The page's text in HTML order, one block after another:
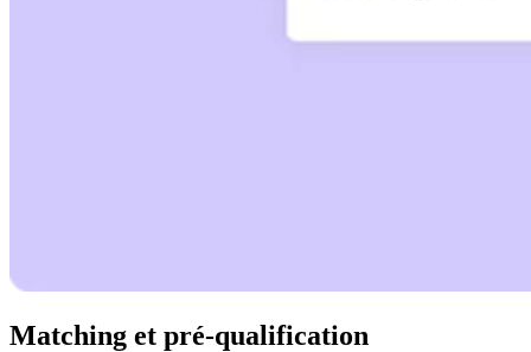
Matching et pré-qualification